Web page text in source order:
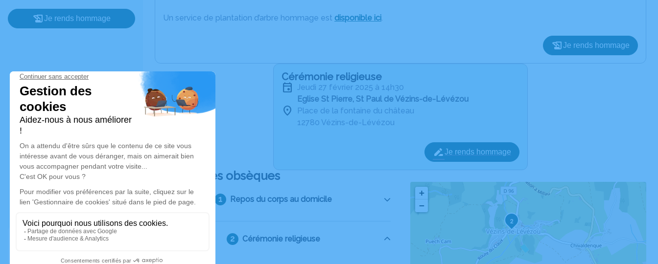
Je rends hommage Un service de plantation d’arbre hommage est disponible ici.
Je rends hommage
Cérémonie religieuse
jeudi 27 février 2025 à 14h30
Eglise St Pierre, St Paul de Vézins-de-Lévézou
Place de la fontaine du château
12780 Vézins-de-Lévézou
Je rends hommage
Déroulé des obsèques
Repos du corps au domicile
Cérémonie religieuse
2
+
−